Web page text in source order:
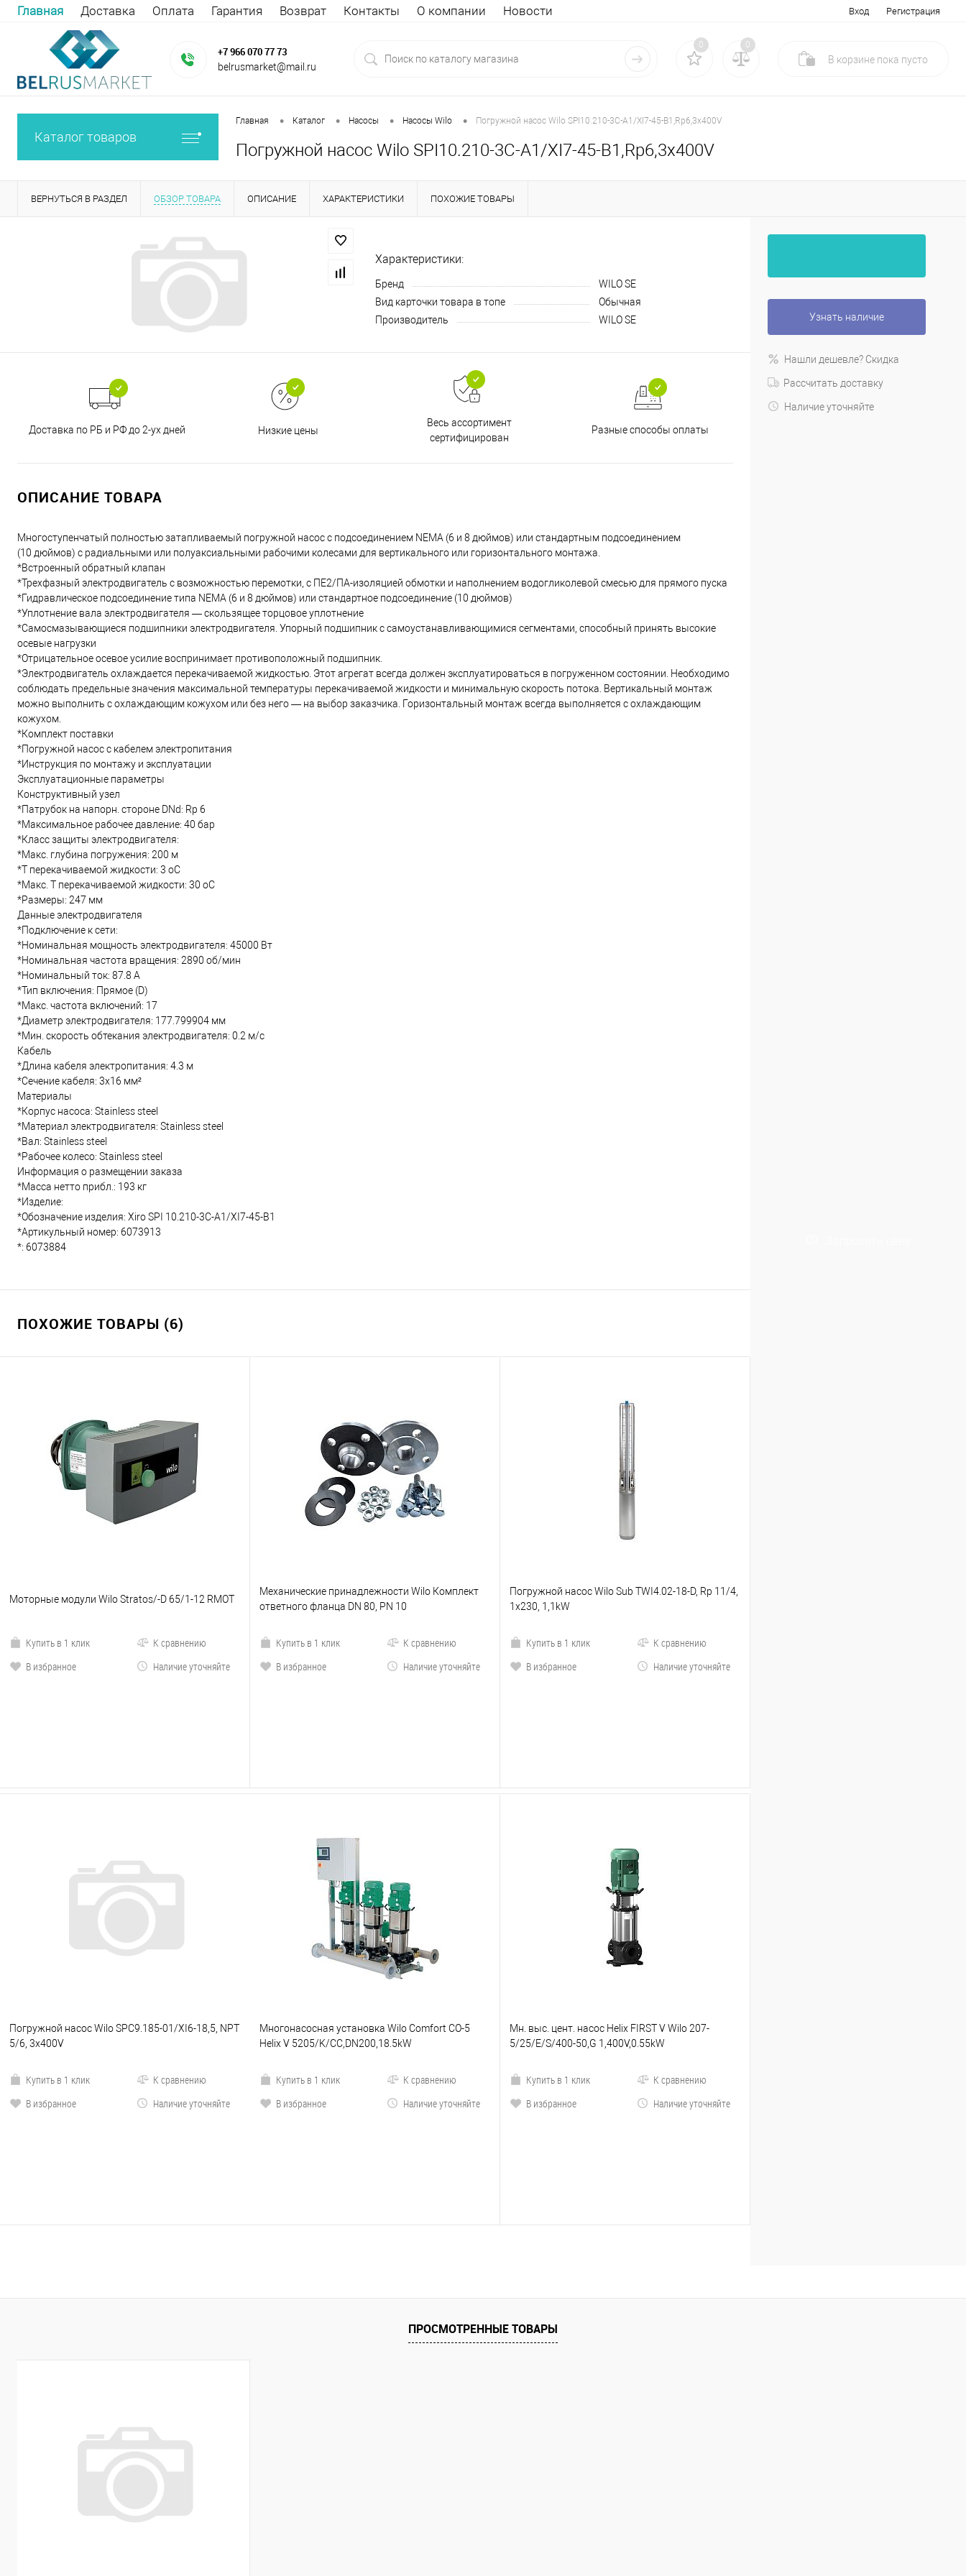
Главная Доставка Оплата Гарантия Возврат Контакты О компании Новости Вход Регистрация
+7 966 070 77 73
belrusmarket@mail.ru
0 0
В корзине пока пусто
Каталог товаров
Главная • Каталог • Насосы • Насосы Wilo • Погружной насос Wilo SPI10.210-3C-A1/XI7-45-B1,Rp6,3x400V
Погружной насос Wilo SPI10.210-3C-A1/XI7-45-B1,Rp6,3x400V
ВЕРНУТЬСЯ В РАЗДЕЛ ОБЗОР ТОВАРА ОПИСАНИЕ ХАРАКТЕРИСТИКИ ПОХОЖИЕ ТОВАРЫ
Характеристики:
Бренд
WILO SE
Вид карточки товара в топе
Обычная
Производитель
WILO SE
Доставка по РБ и РФ до 2-ух дней Низкие цены
Весь ассортимент
сертифицирован
Разные способы оплаты
ОПИСАНИЕ ТОВАРА
Многоступенчатый полностью затапливаемый погружной насос с подсоединением NEMA (6 и 8 дюймов) или стандартным подсоединением
(10 дюймов) с радиальными или полуаксиальными рабочими колесами для вертикального или горизонтального монтажа.
*Встроенный обратный клапан
*Трехфазный электродвигатель с возможностью перемотки, с ПЕ2/ПА-изоляцией обмотки и наполнением водогликолевой смесью для прямого пуска
*Гидравлическое подсоединение типа NEMA (6 и 8 дюймов) или стандартное подсоединение (10 дюймов)
*Уплотнение вала электродвигателя — скользящее торцовое уплотнение
*Самосмазывающиеся подшипники электродвигателя. Упорный подшипник с самоустанавливающимися сегментами, способный принять высокие
осевые нагрузки
*Отрицательное осевое усилие воспринимает противоположный подшипник.
*Электродвигатель охлаждается перекачиваемой жидкостью. Этот агрегат всегда должен эксплуатироваться в погруженном состоянии. Необходимо
соблюдать предельные значения максимальной температуры перекачиваемой жидкости и минимальную скорость потока. Вертикальный монтаж
можно выполнить с охлаждающим кожухом или без него — на выбор заказчика. Горизонтальный монтаж всегда выполняется с охлаждающим
кожухом.
*Комплект поставки
*Погружной насос с кабелем электропитания
*Инструкция по монтажу и эксплуатации
Эксплуатационные параметры
Конструктивный узел
*Патрубок на напорн. стороне DNd: Rp 6
*Максимальное рабочее давление: 40 бар
*Класс защиты электродвигателя:
*Макс. глубина погружения: 200 м
*Т перекачиваемой жидкости: 3 oC
*Макс. T перекачиваемой жидкости: 30 oC
*Размеры: 247 мм
Данные электродвигателя
*Подключение к сети:
*Номинальная мощность электродвигателя: 45000 Вт
*Номинальная частота вращения: 2890 об/мин
*Номинальный ток: 87.8 А
*Тип включения: Прямое (D)
*Макс. частота включений: 17
*Диаметр электродвигателя: 177.799904 мм
*Мин. скорость обтекания электродвигателя: 0.2 м/с
Кабель
*Длина кабеля электропитания: 4.3 м
*Сечение кабеля: 3x16 мм²
Материалы
*Корпус насоса: Stainless steel
*Материал электродвигателя: Stainless steel
*Вал: Stainless steel
*Рабочее колесо: Stainless steel
Информация о размещении заказа
*Масса нетто прибл.: 193 кг
*Изделие:
*Обозначение изделия: Xiro SPI 10.210-3C-A1/XI7-45-B1
*Артикульный номер: 6073913
*: 6073884
ПОХОЖИЕ ТОВАРЫ (6)
Моторные модули Wilo Stratos/-D 65/1-12 RMOT
Купить в 1 клик
К сравнению
В избранное
Наличие уточняйте
Механические принадлежности Wilo Комплект
ответного фланца DN 80, PN 10
Купить в 1 клик
К сравнению
В избранное
Наличие уточняйте
Погружной насос Wilo Sub TWI4.02-18-D, Rp 11/4,
1x230, 1,1kW
Купить в 1 клик
К сравнению
В избранное
Наличие уточняйте
Погружной насос Wilo SPC9.185-01/XI6-18,5, NPT
5/6, 3x400V
Купить в 1 клик
К сравнению
В избранное
Наличие уточняйте
Многонасосная установка Wilo Comfort CO-5
Helix V 5205/K/CC,DN200,18.5kW
Купить в 1 клик
К сравнению
В избранное
Наличие уточняйте
Мн. выс. цент. насос Helix FIRST V Wilo 207-
5/25/E/S/400-50,G 1,400V,0.55kW
Купить в 1 клик
К сравнению
В избранное
Наличие уточняйте
Узнать наличие
Нашли дешевле? Скидка
Рассчитать доставку
Наличие уточняйте
ПРОСМОТРЕННЫЕ ТОВАРЫ